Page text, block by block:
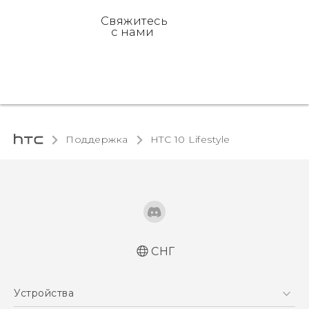
Свяжитесь
с нами
Поддержка HTC 10 Lifestyle‎
Русский - Руководство пользователя
СНГ
Устройства